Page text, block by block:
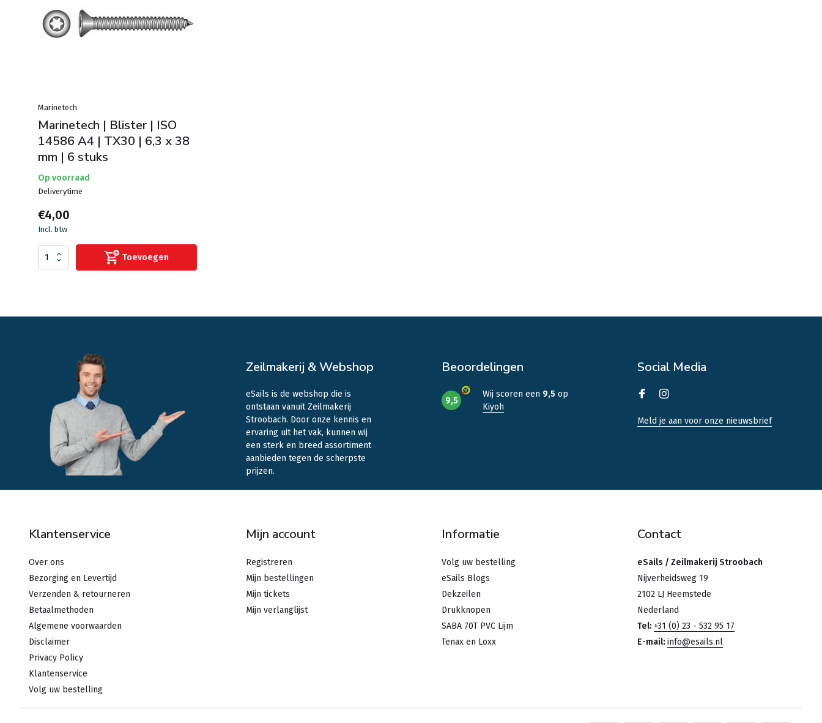
Marinetech
Marinetech | Blister | ISO
14586 A4 | TX30 | 6,3 x 38
mm | 6 stuks
Op voorraad
Deliverytime
€4,00
Incl. btw
Toevoegen
Zeilmakerij & Webshop
eSails is de webshop die is
ontstaan vanuit Zeilmakerij
Stroobach. Door onze kennis en
ervaring uit het vak, kunnen wij
een sterk en breed assortiment
aanbieden tegen de scherpste
prijzen.
Beoordelingen
9,5
Wij scoren een 9,5 op
Kiyoh
Social Media
Meld je aan voor onze nieuwsbrief
Klantenservice
Over ons
Bezorging en Levertijd
Verzenden & retourneren
Betaalmethoden
Algemene voorwaarden
Disclaimer
Privacy Policy
Klantenservice
Volg uw bestelling
Mijn account
Registreren
Mijn bestellingen
Mijn tickets
Mijn verlanglijst
Informatie
Volg uw bestelling
eSails Blogs
Dekzeilen
Drukknopen
SABA 70T PVC Lijm
Tenax en Loxx
Contact
eSails / Zeilmakerij Stroobach
Nijverheidsweg 19
2102 LJ Heemstede
Nederland
Tel: +31 (0) 23 - 532 95 17
E-mail: info@esails.nl